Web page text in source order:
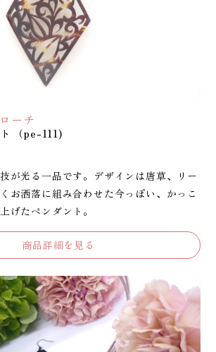
ーチ
（pe-111)
が光る一品です。デザインは唐草、リー
お洒落に組み合わせた今っぽい、かっこ
げたペンダント。
商品詳細を見る